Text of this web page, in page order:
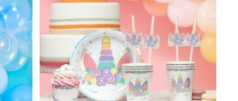
pienet juhlijat pöydän
Tankkauksen jälkeen
leikit alkavat taas